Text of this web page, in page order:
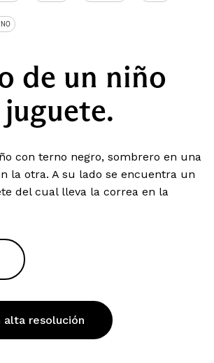
de un niño
con terno negro, sombrero en una
la otra. A su lado se encuentra un
del cual lleva la correa en la
alta resolución